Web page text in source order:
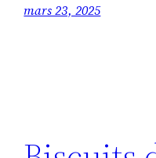
mars 23, 2025